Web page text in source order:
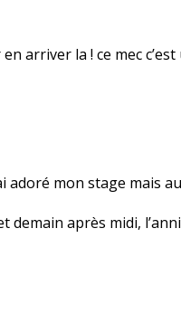
arriver la ! ce mec
mon stage mais
après midi,